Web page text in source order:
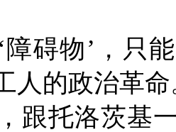
物’，只能
人的政治革命
托洛茨基一